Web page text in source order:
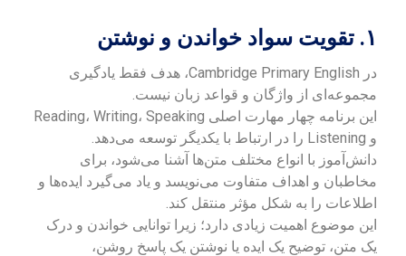
۱. تقویت سواد خواندن و نوشتن
در Cambridge Primary English، هدف فقط یادگیری
مجموعه‌ای از واژگان و قواعد زبان نیست.
این برنامه چهار مهارت اصلی Reading، Writing، Speaking
و Listening را در ارتباط با یکدیگر توسعه می‌دهد.
دانش‌آموز با انواع مختلف متن‌ها آشنا می‌شود، برای
مخاطبان و اهداف متفاوت می‌نویسد و یاد می‌گیرد ایده‌ها و
اطلاعات را به شکل مؤثر منتقل کند.
این موضوع اهمیت زیادی دارد؛ زیرا توانایی خواندن و درک
یک متن، توضیح یک ایده یا نوشتن یک پاسخ روشن،